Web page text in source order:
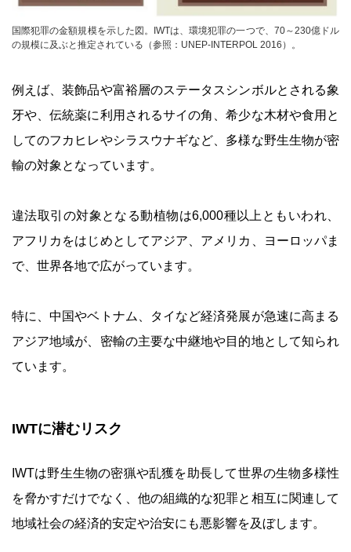
国際犯罪の金額規模を示した図。IWTは、環境犯罪の一つで、70～230億ドル
の規模に及ぶと推定されている（参照：UNEP-INTERPOL 2016）。
例えば、装飾品や富裕層のステータスシンボルとされる象
牙や、伝統薬に利用されるサイの角、希少な木材や食用と
してのフカヒレやシラスウナギなど、多様な野生生物が密
輸の対象となっています。
違法取引の対象となる動植物は6,000種以上ともいわれ、
アフリカをはじめとしてアジア、アメリカ、ヨーロッパま
で、世界各地で広がっています。
特に、中国やベトナム、タイなど経済発展が急速に高まる
アジア地域が、密輸の主要な中継地や目的地として知られ
ています。
IWTに潜むリスク
IWTは野生生物の密猟や乱獲を助長して世界の生物多様性
を脅かすだけでなく、他の組織的な犯罪と相互に関連して
地域社会の経済的安定や治安にも悪影響を及ぼします。